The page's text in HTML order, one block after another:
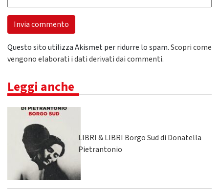
Questo sito utilizza Akismet per ridurre lo spam.Scopri come
vengono elaborati i dati derivati dai commenti.
Leggi anche
LIBRI & LIBRI Borgo Sud di Donatella
Pietrantonio